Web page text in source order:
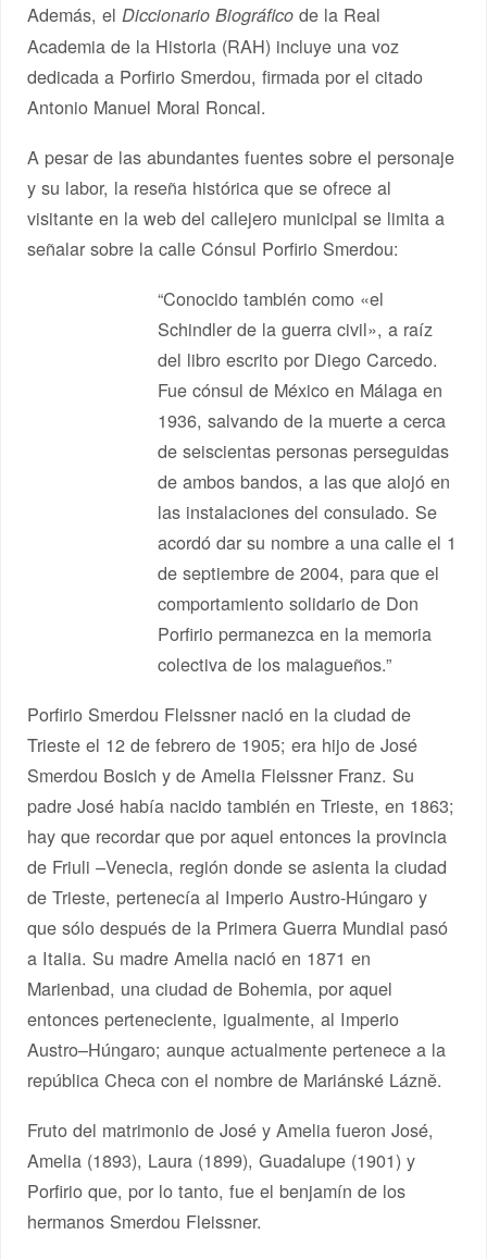
Además, elDiccionario Biográfico de la Real
Academia de la Historia (RAH) incluye una voz
dedicada a Porfirio Smerdou, firmada por el citado
Antonio Manuel Moral Roncal.
A pesar de las abundantes fuentes sobre el personaje
y su labor, la reseña histórica que se ofrece al
visitante en la web del callejero municipal se limita a
señalar sobre la calle Cónsul Porfirio Smerdou:
“Conocido también como «el
Schindler de la guerra civil», a raíz
del libro escrito por Diego Carcedo.
Fue cónsul de México en Málaga en
1936, salvando de la muerte a cerca
de seiscientas personas perseguidas
de ambos bandos, a las que alojó en
las instalaciones del consulado. Se
acordó dar su nombre a una calle el 1
de septiembre de 2004, para que el
comportamiento solidario de Don
Porfirio permanezca en la memoria
colectiva de los malagueños.”
Porfirio Smerdou Fleissner nació en la ciudad de
Trieste el 12 de febrero de 1905; era hijo de José
Smerdou Bosich y de Amelia Fleissner Franz. Su
padre José había nacido también en Trieste, en 1863;
hay que recordar que por aquel entonces la provincia
de Friuli –Venecia, región donde se asienta la ciudad
de Trieste, pertenecía al Imperio Austro-Húngaro y
que sólo después de la Primera Guerra Mundial pasó
a Italia. Su madre Amelia nació en 1871 en
Marienbad, una ciudad de Bohemia, por aquel
entonces perteneciente, igualmente, al Imperio
Austro–Húngaro; aunque actualmente pertenece a la
república Checa con el nombre de Mariánské Lázně.
Fruto del matrimonio de José y Amelia fueron José,
Amelia (1893), Laura (1899), Guadalupe (1901) y
Porfirio que, por lo tanto, fue el benjamín de los
hermanos Smerdou Fleissner.